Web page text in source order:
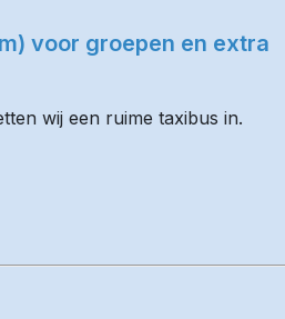
voor groepen en extra
wij een ruime taxibus in.